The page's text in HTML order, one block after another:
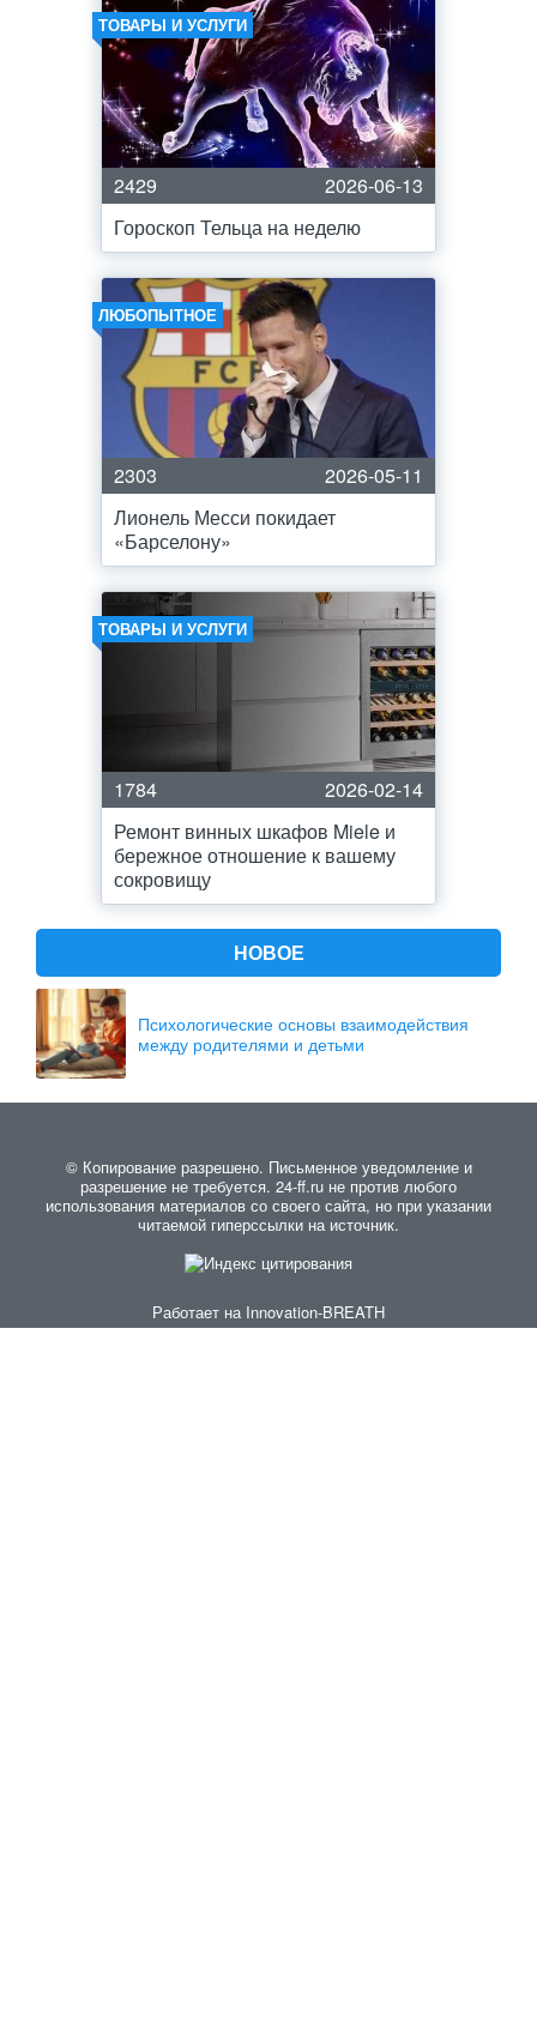
ТОВАРЫ И УСЛУГИ
2429
2026-06-13
Гороскоп Тельца на неделю
ЛЮБОПЫТНОЕ
2303
2026-05-11
Лионель Месси покидает
«Барселону»
ТОВАРЫ И УСЛУГИ
1784
2026-02-14
Ремонт винных шкафов Miele и
бережное отношение к вашему
сокровищу
НОВОЕ
Психологические основы взаимодействия
между родителями и детьми
© Копирование разрешено. Письменное уведомление и
разрешение не требуется. 24-ff.ru не против любого
использования материалов со своего сайта, но при указании
читаемой гиперссылки на источник.
Работает на Innovation-BREATH